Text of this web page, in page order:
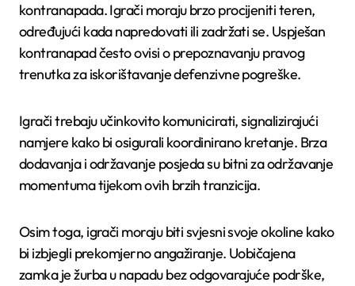
kontranapada. Igrači moraju brzo procijeniti teren,
određujući kada napredovati ili zadržati se. Uspješan
kontranapad često ovisi o prepoznavanju pravog
trenutka za iskorištavanje defenzivne pogreške.
Igrači trebaju učinkovito komunicirati, signalizirajući
namjere kako bi osigurali koordinirano kretanje. Brza
dodavanja i održavanje posjeda su bitni za održavanje
momentuma tijekom ovih brzih tranzicija.
Osim toga, igrači moraju biti svjesni svoje okoline kako
bi izbjegli prekomjerno angažiranje. Uobičajena
zamka je žurba u napadu bez odgovarajuće podrške,